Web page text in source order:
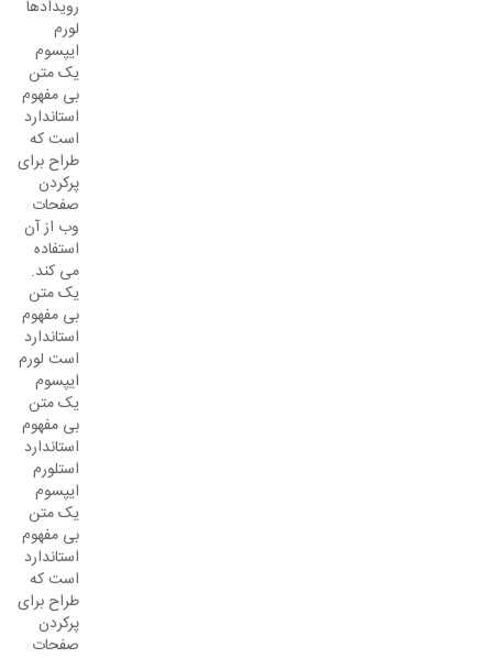
رویدادها
لورم
ایپسوم
یک متن
بی مفهوم
استاندارد
است که
طراح برای
پرکردن
صفحات
وب از آن
استفاده
می کند.
یک متن
بی مفهوم
استاندارد
است لورم
ایپسوم
یک متن
بی مفهوم
استاندارد
استلورم
ایپسوم
یک متن
بی مفهوم
استاندارد
است که
طراح برای
پرکردن
صفحات